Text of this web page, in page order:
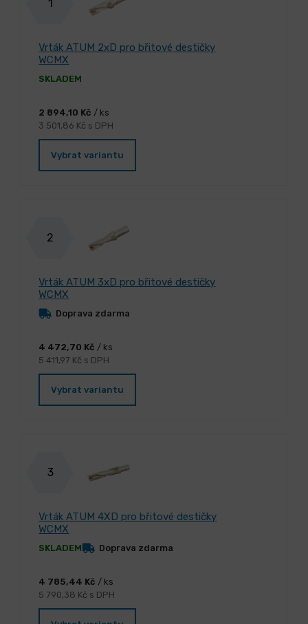
1
Vrták ATUM 2xD pro břitové destičky
WCMX
SKLADEM
2 894,10 Kč / ks
3 501,86 Kč s DPH
Vybrat variantu
2
Vrták ATUM 3xD pro břitové destičky
WCMX
Doprava zdarma
4 472,70 Kč / ks
5 411,97 Kč s DPH
Vybrat variantu
3
Vrták ATUM 4XD pro břitové destičky
WCMX
SKLADEM Doprava zdarma
4 785,44 Kč / ks
5 790,38 Kč s DPH